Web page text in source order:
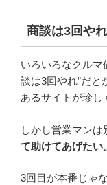
商談は3回や
いろいろなクルマ
談は3回やれ”だと
あるサイトが珍し
しかし営業マンは
て助けてあげたい
3回目が本番じゃ